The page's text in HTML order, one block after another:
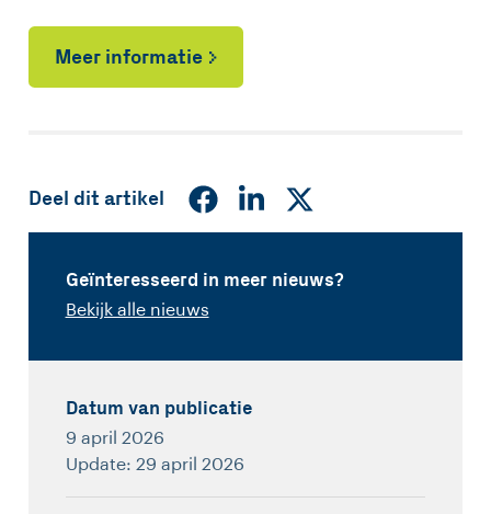
Meer informatie
Deel dit artikel
Geïnteresseerd in meer nieuws?
Bekijk alle nieuws
Datum van publicatie
9 april 2026
Update: 29 april 2026